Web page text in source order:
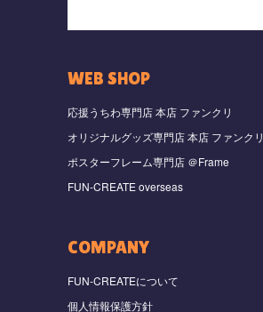
WEB SHOP
応援うちわ専門店 本店 ファンクリ
オリジナルグッズ専門店 本店 ファンクリ
ポスターフレーム専門店 ＠Frame
FUN-CREATE overseas
COMPANY
FUN-CREATEについて
個人情報保護方針